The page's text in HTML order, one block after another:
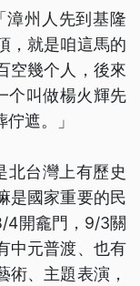
漳州人先到基隆
，就是咱這馬的
空幾个人，後來
个叫做楊火輝先
遮。」
北台灣上有歷史
是國家重要的民
4開龕門，9/3關
中元普渡、也有
術、主題表演，